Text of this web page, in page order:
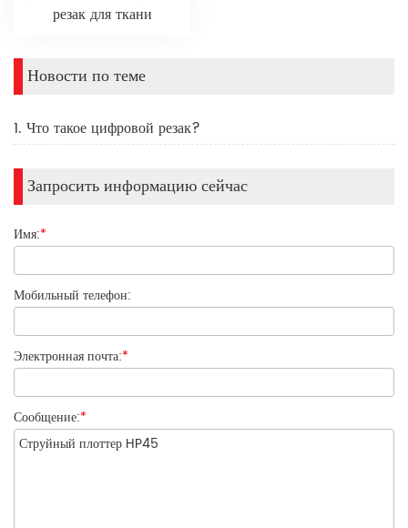
резак для ткани
Новости по теме
1. Что такое цифровой резак?
Запросить информацию сейчас
Имя:*
Мобильный телефон:
Электронная почта:*
Сообщение:*